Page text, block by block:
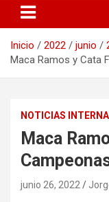
Inicio 2022 junio
Maca Ramos y Cata
NOTICIAS
Maca
junio 26, 2022